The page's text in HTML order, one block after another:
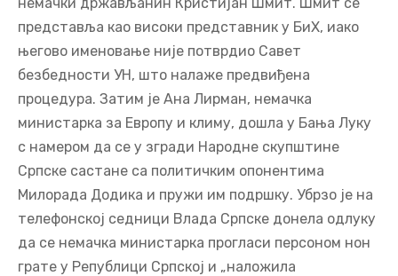
представља као високи представник у БиХ, иако
његово именовање није потврдио Савет
безбедности УН, што налаже предвиђена
процедура. Затим је Ана Лирман, немачка
министарка за Европу и климу, дошла у Бања Луку
с намером да се у згради Народне скупштине
Српске састане са политичким опонентима
Милорада Додика и пружи им подршку. Убрзо је на
телефонској седници Влада Српске донела одлуку
да се немачка министарка прогласи персоном нон
грате у Републици Српској и „наложила